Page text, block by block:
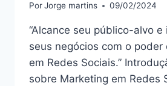
PorJorge martins 09/02/2024
“Alcance seu público-alvo e
seus negócios com o poder
em Redes Sociais.”
sobre Marketing em Redes